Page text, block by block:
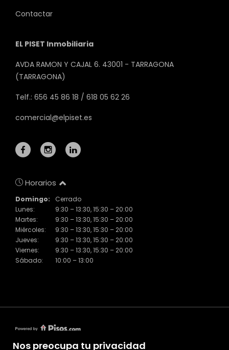
Nos preocupa tu privacidad
Contactar
EL PISET Inmobiliaria
AVDA RAMON Y CAJAL 6. 43001 - TARRAGONA
(TARRAGONA)
Telf.: 656 45 86 18 / 618 05 62 26
comercial@elpiset.es
Horarios
Domingo:
Cerrado
Lunes:
9:30 – 13:30, 15:30 – 20:00
Martes:
9:30 – 13:30, 15:30 – 20:00
Miércoles:
9:30 – 13:30, 15:30 – 20:00
Jueves:
9:30 – 13:30, 15:30 – 20:00
Viernes:
9:30 – 13:30, 15:30 – 20:00
Sábado:
10:00 – 13:00